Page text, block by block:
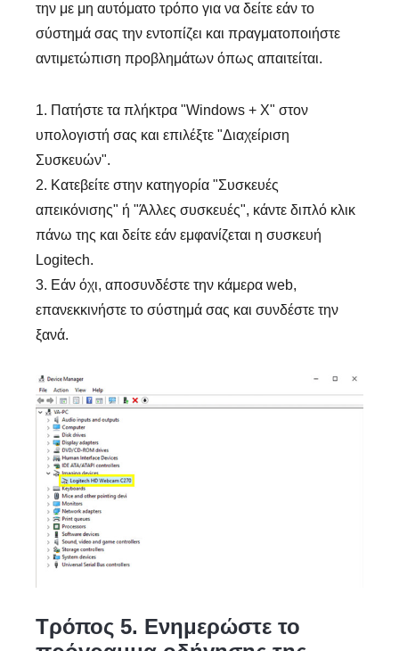
την με μη αυτόματο τρόπο για να δείτε εάν το
σύστημά σας την εντοπίζει και πραγματοποιήστε
αντιμετώπιση προβλημάτων όπως απαιτείται.
1. Πατήστε τα πλήκτρα "Windows + X" στον
υπολογιστή σας και επιλέξτε "Διαχείριση
Συσκευών".
2. Κατεβείτε στην κατηγορία "Συσκευές
απεικόνισης" ή "Άλλες συσκευές", κάντε διπλό κλικ
πάνω της και δείτε εάν εμφανίζεται η συσκευή
Logitech.
3. Εάν όχι, αποσυνδέστε την κάμερα web,
επανεκκινήστε το σύστημά σας και συνδέστε την
ξανά.
Τρόπος 5. Ενημερώστε το